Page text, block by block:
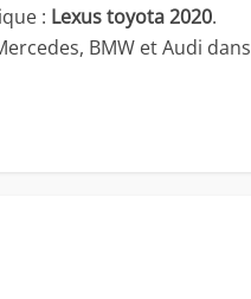
: Lexus toyota 2020.
BMW et Audi dans